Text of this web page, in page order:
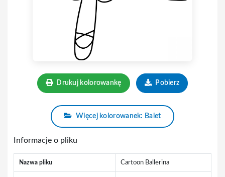
Drukuj kolorowankę Pobierz
Więcej kolorowanek: Balet
Informacje o pliku
Nazwa pliku Cartoon Ballerina